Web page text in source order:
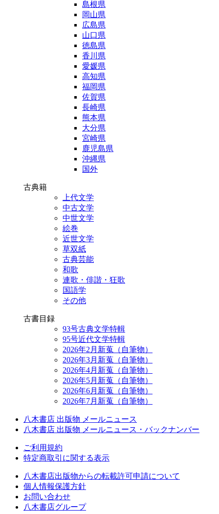
島根県
岡山県
広島県
山口県
徳島県
香川県
愛媛県
高知県
福岡県
佐賀県
長崎県
熊本県
大分県
宮崎県
鹿児島県
沖縄県
国外
古典籍
上代文学
中古文学
中世文学
絵巻
近世文学
草双紙
古典芸能
和歌
連歌・俳諧・狂歌
国語学
その他
古書目録
93号古典文学特輯
95号近代文学特輯
2026年2月新蒐（自筆物）
2026年3月新蒐（自筆物）
2026年4月新蒐（自筆物）
2026年5月新蒐（自筆物）
2026年6月新蒐（自筆物）
2026年7月新蒐（自筆物）
八木書店 出版物 メールニュース
八木書店 出版物 メールニュース・バックナンバー
ご利用規約
特定商取引に関する表示
八木書店出版物からの転載許可申請について
個人情報保護方針
お問い合わせ
八木書店グループ